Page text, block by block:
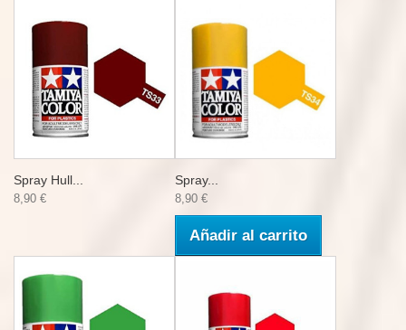
Spray Hull...
8,90 €
Spray...
8,90 €
Añadir al carrito